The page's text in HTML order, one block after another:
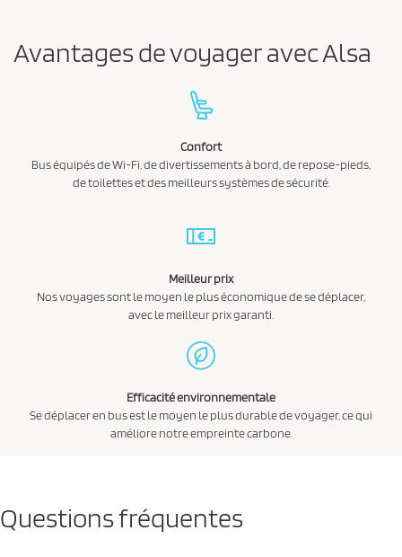
Avantages de voyager avec Alsa
Confort
Bus équipés de Wi-Fi, de divertissements à bord, de repose-pieds,
de toilettes et des meilleurs systèmes de sécurité.
Meilleur prix
Nos voyages sont le moyen le plus économique de se déplacer,
avec le meilleur prix garanti.
Efficacité environnementale
Se déplacer en bus est le moyen le plus durable de voyager, ce qui
améliore notre empreinte carbone.
Questions fréquentes